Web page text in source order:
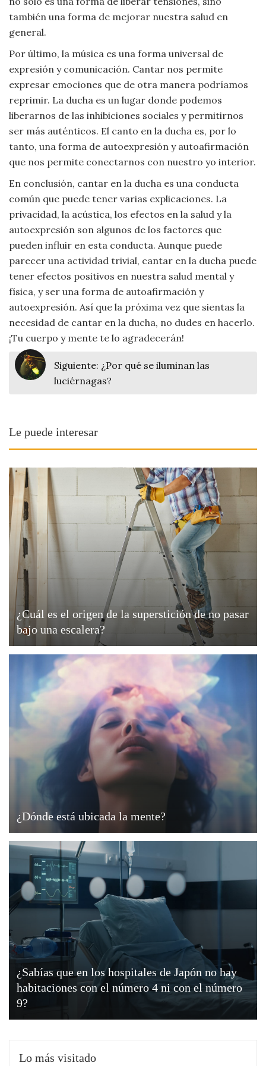
también una forma de mejorar nuestra salud en
general.
Por último, la música es una forma universal de
expresión y comunicación. Cantar nos permite
expresar emociones que de otra manera podríamos
reprimir. La ducha es un lugar donde podemos
liberarnos de las inhibiciones sociales y permitirnos
ser más auténticos. El canto en la ducha es, por lo
tanto, una forma de autoexpresión y autoafirmación
que nos permite conectarnos con nuestro yo interior.
En conclusión, cantar en la ducha es una conducta
común que puede tener varias explicaciones. La
privacidad, la acústica, los efectos en la salud y la
autoexpresión son algunos de los factores que
pueden influir en esta conducta. Aunque puede
parecer una actividad trivial, cantar en la ducha puede
tener efectos positivos en nuestra salud mental y
física, y ser una forma de autoafirmación y
autoexpresión. Así que la próxima vez que sientas la
necesidad de cantar en la ducha, no dudes en hacerlo.
¡Tu cuerpo y mente te lo agradecerán!
Siguiente: ¿Por qué se iluminan las
luciérnagas?
Le puede interesar
¿Cuál es el origen de la superstición de no pasar
bajo una escalera?
¿Dónde está ubicada la mente?
¿Sabías que en los hospitales de Japón no hay
habitaciones con el número 4 ni con el número
9?
Lo más visitado